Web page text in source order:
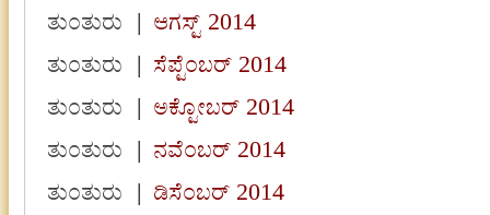
ತುಂತುರು
|ಆಗಸ್ಟ್ 2014
ತುಂತುರು
|ಸೆಪ್ಟೆಂಬರ್ 2014
ತುಂತುರು
|ಅಕ್ಟೋಬರ್ 2014
ತುಂತುರು
|ನವೆಂಬರ್ 2014
ತುಂತುರು
|ಡಿಸೆಂಬರ್ 2014